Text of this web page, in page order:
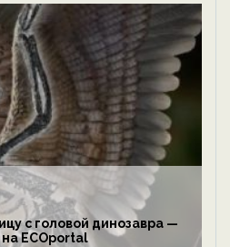
с головой динозавра —
ECOportal